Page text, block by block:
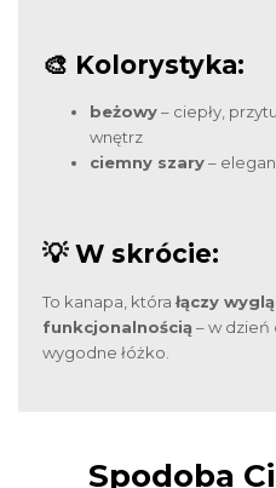
🎨 Kolorystyka:
beżowy– ciepły,
wnętrz
ciemny szary–
💡 W skrócie:
To kanapa, która łączy
funkcjonalnością – w dzień
wygodne łóżko.
Spodoba